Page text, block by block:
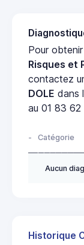
Pour obtenir
Risques et
contactez
DOLE dans
au 01 83 62
- Catégorie
Aucun
Historique